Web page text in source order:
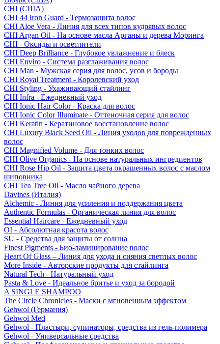
CHI (США)
CHI 44 Iron Guard - Термозащита волос
CHI Aloe Vera - Линия для всех типов кудрявых волос
CHI Argan Oil - На основе масла Арганы и дерева Моринга
CHI - Оксиды и осветлители
CHI Deep Brilliance - Глубокое увлажнение и блеск
CHI Enviro - Система разглаживания волос
CHI Man - Мужская серия для волос, усов и бороды
CHI Royal Treatment - Королевский уход
CHI Styling - Ухаживающий стайлинг
CHI Infra - Ежедневный уход
CHI Ionic Hair Color - Краска для волос
CHI Ionic Color Illuminate - Оттеночная серия для волос
CHI Keratin - Кератиновое восстановление волос
CHI Luxury Black Seed Oil - Линия уходов для поврежденных
волос
CHI Magnified Volume - Для тонких волос
CHI Olive Organics - На основе натуральных ингредиентов
CHI Rose Hip Oil - Защита цвета окрашенных волос с маслом
шиповника
CHI Tea Tree Oil - Масло чайного дерева
Davines (Италия)
Alchemic - Линия для усиления и поддержания цвета
Authentic Formulas - Органическая линия для волос
Essential Haircare - Eжедневный уход
OI - Абсолютная красота волос
SU - Средства для защиты от солнца
Finest Pigments - Био-ламинирование волос
Heart Of Glass – Линия для ухода и сияния светлых волос
More Inside - Авторские продукты для стайлинга
Natural Tech - Натуральный уход
Pasta & Love - Идеальное бритье и уход за бородой
A SINGLE SHAMPOO
The Circle Chronicles - Маски с мгновенным эффектом
Gehwol (Германия)
Gehwol Med
Gehwol - Пластыри, супинаторы, средства из гель-полимера
Gehwol - Универсальные средства